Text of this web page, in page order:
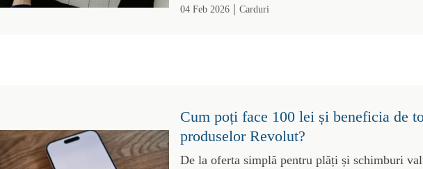
04 Feb 2026| Carduri
Cum poți face 100 lei și beneficia de
produselor Revolut?
De la oferta simplă pentru plăți și schimburi